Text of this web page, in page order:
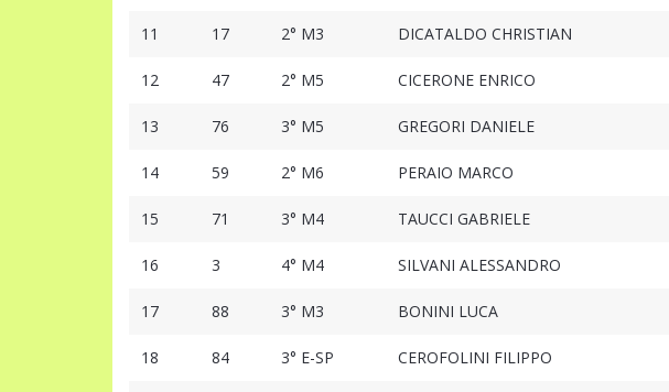
11 17 2° M3 DICATALDO CHRISTIAN
12 47 2° M5 CICERONE ENRICO
13 76 3° M5 GREGORI DANIELE
14 59 2° M6 PERAIO MARCO
15 71 3° M4 TAUCCI GABRIELE
16 3 4° M4 SILVANI ALESSANDRO
17 88 3° M3 BONINI LUCA
18 84 3° E-SP CEROFOLINI FILIPPO